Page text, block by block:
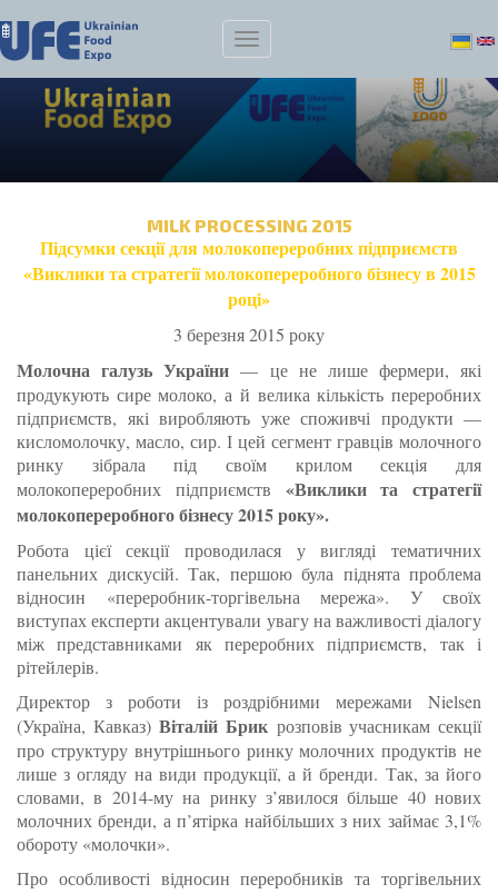
MILK PROCESSING 2015
Підсумки секції для молокопереробних підприємств
«Виклики та стратегії молокопереробного бізнесу в 2015
році»
3 березня 2015 року
Молочна галузь України — це не лише фермери, які
продукують сире молоко, а й велика кількість переробних
підприємств, які виробляють уже споживчі продукти —
кисломолочку, масло, сир. І цей сегмент гравців молочного
ринку зібрала під своїм крилом секція для
молокопереробних підприємств «Виклики та стратегії
молокопереробного бізнесу 2015 року».
Робота цієї секції проводилася у вигляді тематичних
панельних дискусій. Так, першою була піднята проблема
відносин «переробник-торгівельна мережа». У своїх
виступах експерти акцентували увагу на важливості діалогу
між представниками як переробних підприємств, так і
рітейлерів.
Директор з роботи із роздрібними мережами Nielsen
(Україна, Кавказ)Віталій Брик розповів учасникам секції
про структуру внутрішнього ринку молочних продуктів не
лише з огляду на види продукції, а й бренди. Так, за його
словами, в 2014-му на ринку з’явилося більше 40 нових
молочних бренди, а п’ятірка найбільших з них займає 3,1%
обороту «молочки».
Про особливості відносин переробників та торгівельних